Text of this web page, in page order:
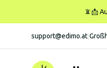
📵📩
support@edimo.at